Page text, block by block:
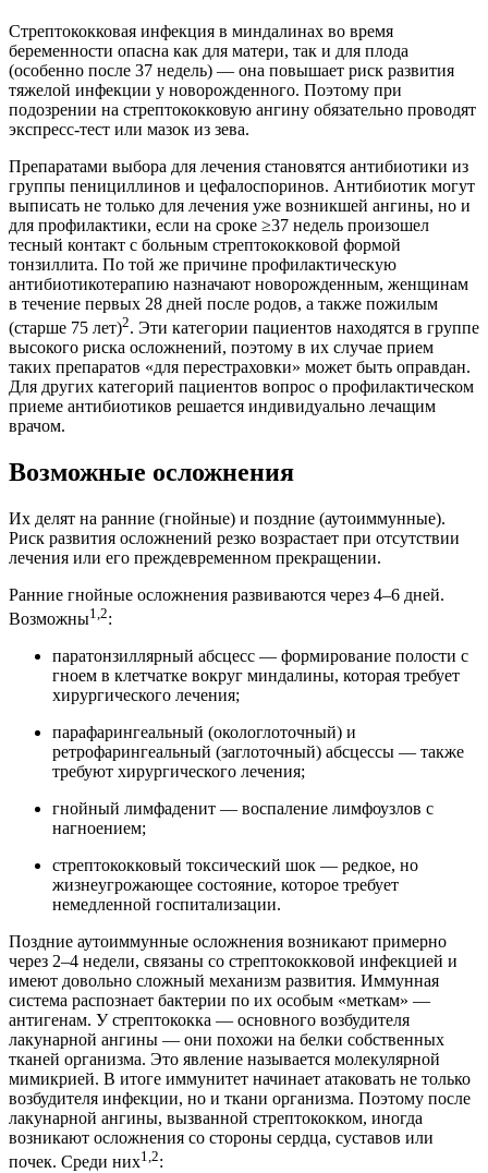
Стрептококковая инфекция в миндалинах во время
беременности опасна как для матери, так и для плода
(особенно после 37 недель) — она повышает риск развития
тяжелой инфекции у новорожденного. Поэтому при
подозрении на стрептококковую ангину обязательно проводят
экспресс-тест или мазок из зева.
Препаратами выбора для лечения становятся антибиотики из
группы пенициллинов и цефалоспоринов. Антибиотик могут
выписать не только для лечения уже возникшей ангины, но и
для профилактики, если на сроке ≥37 недель произошел
тесный контакт с больным стрептококковой формой
тонзиллита. По той же причине профилактическую
антибиотикотерапию назначают новорожденным, женщинам
в течение первых 28 дней после родов, а также пожилым
(старше 75 лет)2. Эти категории пациентов находятся в группе
высокого риска осложнений, поэтому в их случае прием
таких препаратов «для перестраховки» может быть оправдан.
Для других категорий пациентов вопрос о профилактическом
приеме антибиотиков решается индивидуально лечащим
врачом.
Возможные осложнения
Их делят на ранние (гнойные) и поздние (аутоиммунные).
Риск развития осложнений резко возрастает при отсутствии
лечения или его преждевременном прекращении.
Ранние гнойные осложнения развиваются через 4–6 дней.
Возможны1,2:
паратонзиллярный абсцесс — формирование полости с
гноем в клетчатке вокруг миндалины, которая требует
хирургического лечения;
парафарингеальный (окологлоточный) и
ретрофарингеальный (заглоточный) абсцессы — также
требуют хирургического лечения;
гнойный лимфаденит — воспаление лимфоузлов с
нагноением;
стрептококковый токсический шок — редкое, но
жизнеугрожающее состояние, которое требует
немедленной госпитализации.
Поздние аутоиммунные осложнения возникают примерно
через 2–4 недели, связаны со стрептококковой инфекцией и
имеют довольно сложный механизм развития. Иммунная
система распознает бактерии по их особым «меткам» —
антигенам. У стрептококка — основного возбудителя
лакунарной ангины — они похожи на белки собственных
тканей организма. Это явление называется молекулярной
мимикрией. В итоге иммунитет начинает атаковать не только
возбудителя инфекции, но и ткани организма. Поэтому после
лакунарной ангины, вызванной стрептококком, иногда
возникают осложнения со стороны сердца, суставов или
почек. Среди них1,2: